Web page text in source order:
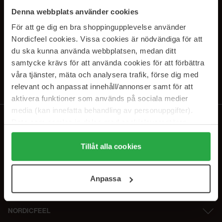
Denna webbplats använder cookies
För att ge dig en bra shoppingupplevelse använder
Nordicfeel cookies. Vissa cookies är nödvändiga för att
du ska kunna använda webbplatsen, medan ditt
samtycke krävs för att använda cookies för att förbättra
våra tjänster, mäta och analysera trafik, förse dig med
relevant och anpassat innehåll/annonser samt för att
aktivera funktioner som används på sociala medier
media (kan innefatta behandling av personuppgifter).
Genom att trycka på "Tillåt alla cookies" accepterar du
alla cookies, medan du under "Detaljer" kan anpassa
användningen av cookies. Du kan när som helst återkalla
samt vår Integritetspolicy.
Tillåt alla cookies
Anpassa
SUBSCRIBE TO OUR
NEWSLETTER
Ved at abonnere accepterer du voresprivatlivspolitik. Afmeld til enhver
tid.
NORDICFEEL